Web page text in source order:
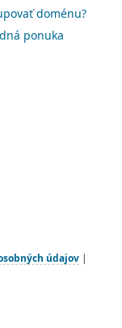
doménu?
ponuka
údajov